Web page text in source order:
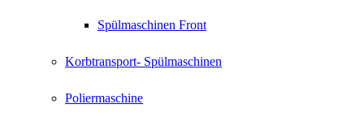
Spülmaschinen Front
Korbtransport- Spülmaschinen
Poliermaschine